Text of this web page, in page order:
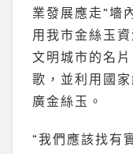
業發展應走“墻
用我市金絲玉
文明城市的名
歌，並利用國
廣金絲玉。
“我們應該找有